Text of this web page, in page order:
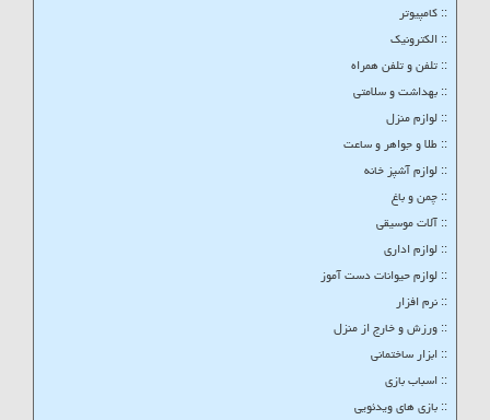
:: کامپیوتر
:: الکترونیک
:: تلفن و تلفن همراه
:: بهداشت و سلامتی
:: لوازم منزل
:: طلا و جواهر و ساعت
:: لوازم آشپز خانه
:: چمن و باغ
:: آلات موسیقی
:: لوازم اداری
:: لوازم حیوانات دست آموز
:: نرم افزار
:: ورزش و خارج از منزل
:: ابزار ساختمانی
:: اسباب بازی
:: بازی های ویدئویی